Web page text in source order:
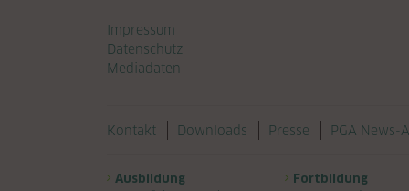
Navigation überspringen
Impressum
Datenschutz
Mediadaten
Navigation überspringen
Kontakt Downloads Presse PGA News-
Navigation überspringen
Ausbildung
Fortbildung